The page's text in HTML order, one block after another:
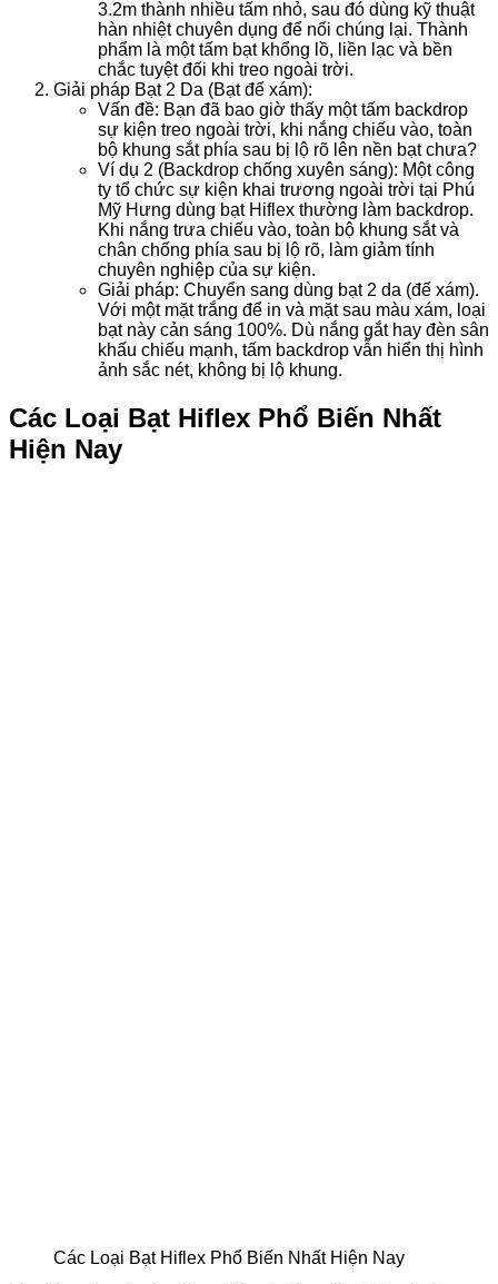
3.2m thành nhiều tấm nhỏ, sau đó dùng kỹ thuật
hàn nhiệt chuyên dụng để nối chúng lại. Thành
phẩm là một tấm bạt khổng lồ, liền lạc và bền
chắc tuyệt đối khi treo ngoài trời.
Giải pháp Bạt 2 Da (Bạt đế xám):
Vấn đề: Bạn đã bao giờ thấy một tấm backdrop
sự kiện treo ngoài trời, khi nắng chiếu vào, toàn
bộ khung sắt phía sau bị lộ rõ lên nền bạt chưa?
Ví dụ 2 (Backdrop chống xuyên sáng): Một công
ty tổ chức sự kiện khai trương ngoài trời tại Phú
Mỹ Hưng dùng bạt Hiflex thường làm backdrop.
Khi nắng trưa chiếu vào, toàn bộ khung sắt và
chân chống phía sau bị lộ rõ, làm giảm tính
chuyên nghiệp của sự kiện.
Giải pháp: Chuyển sang dùng bạt 2 da (đế xám).
Với một mặt trắng để in và mặt sau màu xám, loại
bạt này cản sáng 100%. Dù nắng gắt hay đèn sân
khấu chiếu mạnh, tấm backdrop vẫn hiển thị hình
ảnh sắc nét, không bị lộ khung.
Các Loại Bạt Hiflex Phổ Biến Nhất
Hiện Nay
Các Loại Bạt Hiflex Phổ Biến Nhất Hiện Nay